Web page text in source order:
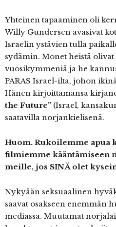
Yhteinen tapaaminen oli
Willy Gundersen avasivat
Israelin ystävien tulla
sydämin. Monet heistä
vuosikymmeniä ja he
PARAS Israel-ilta, johon
Hänen kirjoittamansa
the Future” (Israel,
saatavilla norjankielisenä.
Huom. Rukoilemme apua
filmiemme kääntämiseen
meille, jos SINÄ olet
Nykyään seksuaalinen
saavat osakseen enemmän
mediassa. Muutamat